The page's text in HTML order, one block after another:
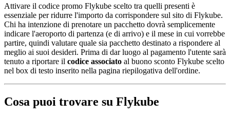
Attivare il codice promo Flykube scelto tra quelli presenti è
essenziale per ridurre l'importo da corrispondere sul sito di Flykube.
Chi ha intenzione di prenotare un pacchetto dovrà semplicemente
indicare l'aeroporto di partenza (e di arrivo) e il mese in cui vorrebbe
partire, quindi valutare quale sia pacchetto destinato a rispondere al
meglio ai suoi desideri. Prima di dar luogo al pagamento l'utente sarà
tenuto a riportare il codice associato al buono sconto Flykube scelto
nel box di testo inserito nella pagina riepilogativa dell'ordine.
Cosa puoi trovare su Flykube